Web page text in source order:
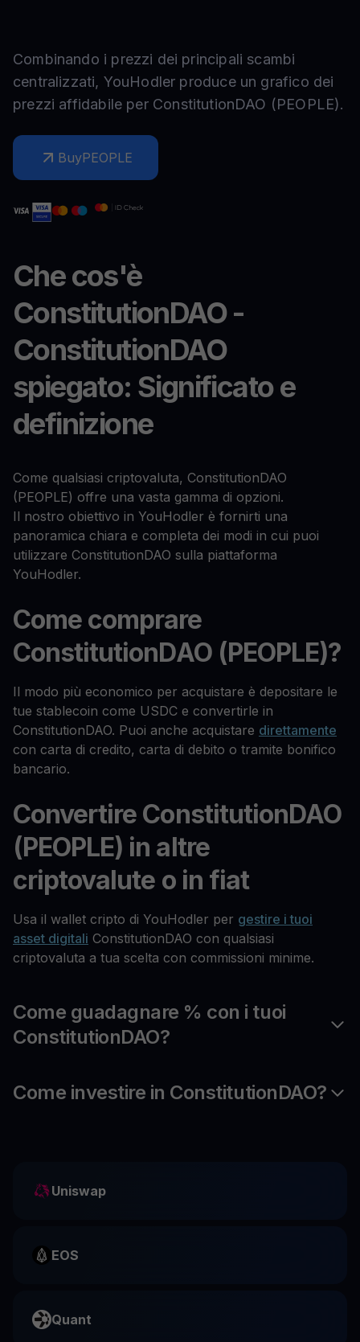
Combinando i prezzi dei principali scambi
centralizzati, YouHodler produce un grafico dei
prezzi affidabile per ConstitutionDAO (PEOPLE).
BuyPEOPLE
Che cos'è
ConstitutionDAO -
ConstitutionDAO
spiegato: Significato e
definizione
Come qualsiasi criptovaluta, ConstitutionDAO
(PEOPLE) offre una vasta gamma di opzioni.
Il nostro obiettivo in YouHodler è fornirti una
panoramica chiara e completa dei modi in cui puoi
utilizzare ConstitutionDAO sulla piattaforma
YouHodler.
Come comprare
ConstitutionDAO (PEOPLE)?
Il modo più economico per acquistare è depositare le
tue stablecoin come USDC e convertirle in
ConstitutionDAO. Puoi anche acquistare direttamente
con carta di credito, carta di debito o tramite bonifico
bancario.
Convertire ConstitutionDAO
(PEOPLE) in altre
criptovalute o in fiat
Usa il wallet cripto di YouHodler per gestire i tuoi
asset digitali ConstitutionDAO con qualsiasi
criptovaluta a tua scelta con commissioni minime.
Come guadagnare % con i tuoi
ConstitutionDAO?
Come investire in ConstitutionDAO?
Uniswap
EOS
Quant